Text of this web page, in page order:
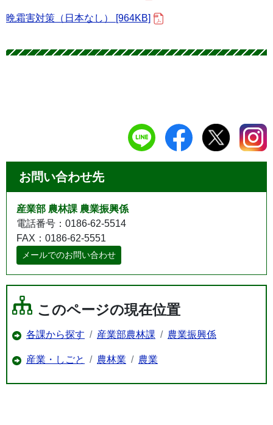
晩霜害対策（日本なし） [964KB]
お問い合わせ先
産業部 農林課 農業振興係
電話番号：0186-62-5514
FAX：0186-62-5551
メールでのお問い合わせ
このページの現在位置
各課から探す 産業部農林課 農業振興係
産業・しごと 農林業 農業